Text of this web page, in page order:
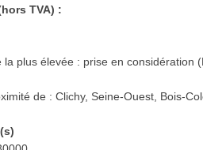
TVA) :
la plus élevée : prise en considération
de : Clichy, Seine-Ouest, Bois-